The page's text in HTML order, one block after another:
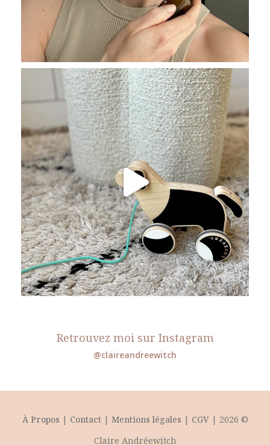
Retrouvez moi sur Instagram
@claireandreewitch
À Propos | Contact | Mentions légales | CGV| 2026 ©
Claire Andréewitch